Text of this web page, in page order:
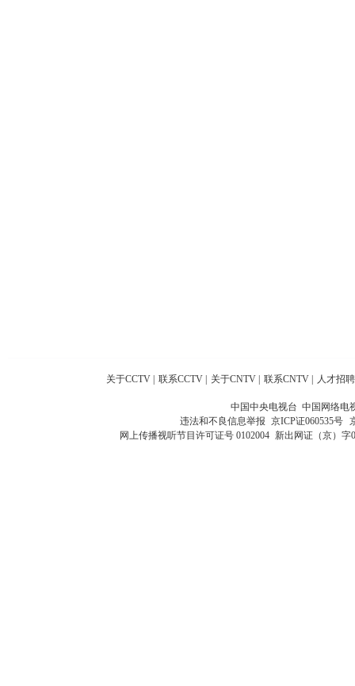
关于CCTV 联系CCTV 关于CNTV 联系CNTV 人才招聘
中国中央电视台 中国网络电
违法和不良信息举报 京ICP证060535号
网上传播视听节目许可证号 0102004 新出网证（京）